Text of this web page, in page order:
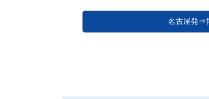
名古屋発⇒